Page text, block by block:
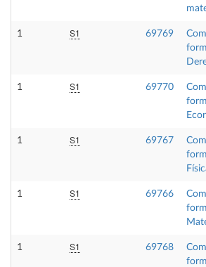
1 S1 69769
1 S1 69770
1 S1 69767
1 S1 69766
1 S1 69768